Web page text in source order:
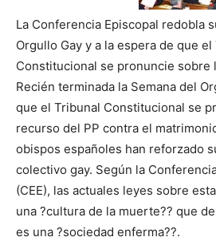
La Conferencia Episcopal redobla
Orgullo Gay y a la espera de que el
Constitucional se pronuncie sobre
Recién terminada la Semana del
que el Tribunal Constitucional se
recurso del PP contra el
obispos españoles han reforzado
colectivo gay. Según la
(CEE), las actuales leyes sobre
una ?cultura de la muerte?? que
es una ?sociedad enferma??.